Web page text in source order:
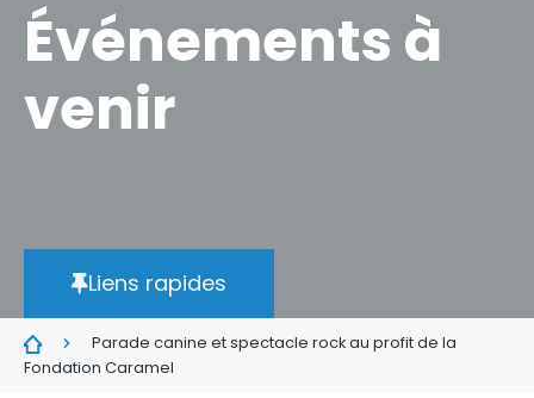
Événements à
venir
Liens rapides
Parade canine et spectacle rock au profit de la
Fondation Caramel